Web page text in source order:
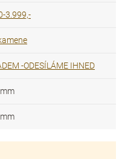
3.999,-
-ODESÍLÁME IHNED